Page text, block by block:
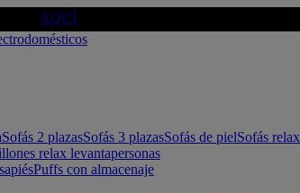
AQUÍ
Sofás 2 plazasSofás 3 plazasSofás de pielSofás relax
relax levantapersonas
Puffs con almacenaje